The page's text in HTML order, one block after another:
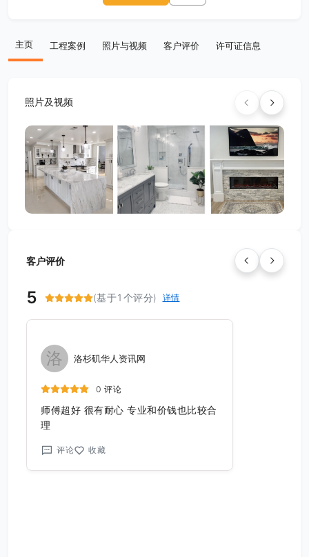
主页 工程案例 照片与视频 客户评价 许可证信息
照片及视频
客户评价
5 (基于1个评分) 详情
洛 洛杉矶华人资讯网
0 评论
师傅超好 很有耐心 专业和价钱也比较合
理
评论 收藏